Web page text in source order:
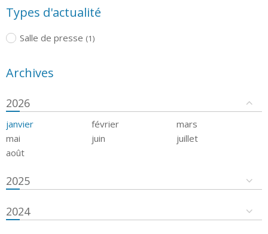
Types d'actualité
Salle de presse (1)
Archives
2026
janvier février
mars
mai
juin
juillet
août
2025
2024